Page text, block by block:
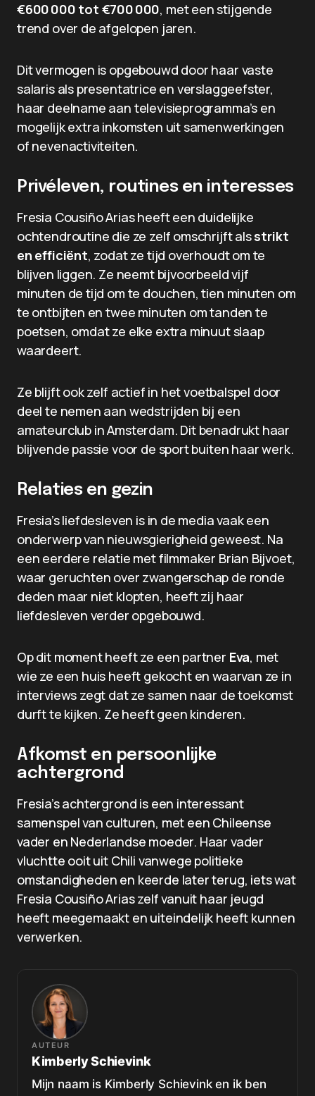
€600 000 tot €700 000, met een stijgende
trend over de afgelopen jaren.
Dit vermogen is opgebouwd door haar vaste
salaris als presentatrice en verslaggeefster,
haar deelname aan televisieprogramma’s en
mogelijk extra inkomsten uit samenwerkingen
of nevenactiviteiten.
Privéleven, routines en interesses
Fresia Cousiño Arias heeft een duidelijke
ochtendroutine die ze zelf omschrijft alsstrikt
en efficiënt, zodat ze tijd overhoudt om te
blijven liggen. Ze neemt bijvoorbeeld vijf
minuten de tijd om te douchen, tien minuten om
te ontbijten en twee minuten om tanden te
poetsen, omdat ze elke extra minuut slaap
waardeert.
Ze blijft ook zelf actief in het voetbalspel door
deel te nemen aan wedstrijden bij een
amateurclub in Amsterdam. Dit benadrukt haar
blijvende passie voor de sport buiten haar werk.
Relaties en gezin
Fresia’s liefdesleven is in de media vaak een
onderwerp van nieuwsgierigheid geweest. Na
een eerdere relatie met filmmaker Brian Bijvoet,
waar geruchten over zwangerschap de ronde
deden maar niet klopten, heeft zij haar
liefdesleven verder opgebouwd.
Op dit moment heeft ze een partner Eva, met
wie ze een huis heeft gekocht en waarvan ze in
interviews zegt dat ze samen naar de toekomst
durft te kijken. Ze heeft geen kinderen.
Afkomst en persoonlijke
achtergrond
Fresia’s achtergrond is een interessant
samenspel van culturen, met een Chileense
vader en Nederlandse moeder. Haar vader
vluchtte ooit uit Chili vanwege politieke
omstandigheden en keerde later terug, iets wat
Fresia Cousiño Arias zelf vanuit haar jeugd
heeft meegemaakt en uiteindelijk heeft kunnen
verwerken.
AUTEUR
Kimberly Schievink
Mijn naam is Kimberly Schievink en ik ben